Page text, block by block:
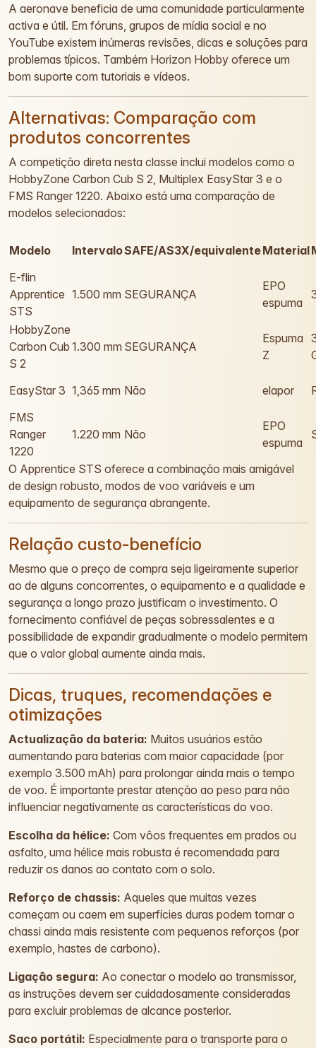
A aeronave beneficia de uma comunidade particularmente
activa e útil. Em fóruns, grupos de mídia social e no
YouTube existem inúmeras revisões, dicas e soluções para
problemas típicos. Também Horizon Hobby oferece um
bom suporte com tutoriais e vídeos.
Alternativas: Comparação com
produtos concorrentes
A competição direta nesta classe inclui modelos como o
HobbyZone Carbon Cub S 2, Multiplex EasyStar 3 e o
FMS Ranger 1220. Abaixo está uma comparação de
modelos selecionados:
Modelo IntervaloSAFE/AS3X/equivalenteMaterial
E-flin
Apprentice
STS
1.500 mm SEGURANÇA
EPO
espuma
HobbyZone
Carbon Cub
S 2
1.300 mm SEGURANÇA
Espuma
Z
EasyStar 3 1,365 mm Não elapor
FMS
Ranger
1220
1.220 mm Não
EPO
espuma
O Apprentice STS oferece a combinação mais amigável
de design robusto, modos de voo variáveis e um
equipamento de segurança abrangente.
Relação custo-benefício
Mesmo que o preço de compra seja ligeiramente superior
ao de alguns concorrentes, o equipamento e a qualidade e
segurança a longo prazo justificam o investimento. O
fornecimento confiável de peças sobressalentes e a
possibilidade de expandir gradualmente o modelo permitem
que o valor global aumente ainda mais.
Dicas, truques, recomendações e
otimizações
Actualização da bateria: Muitos usuários estão
aumentando para baterias com maior capacidade (por
exemplo 3.500 mAh) para prolongar ainda mais o tempo
de voo. É importante prestar atenção ao peso para não
influenciar negativamente as características do voo.
Escolha da hélice: Com vôos frequentes em prados ou
asfalto, uma hélice mais robusta é recomendada para
reduzir os danos ao contato com o solo.
Reforço de chassis: Aqueles que muitas vezes
começam ou caem em superfícies duras podem tornar o
chassi ainda mais resistente com pequenos reforços (por
exemplo, hastes de carbono).
Ligação segura: Ao conectar o modelo ao transmissor,
as instruções devem ser cuidadosamente consideradas
para excluir problemas de alcance posterior.
Saco portátil: Especialmente para o transporte para o